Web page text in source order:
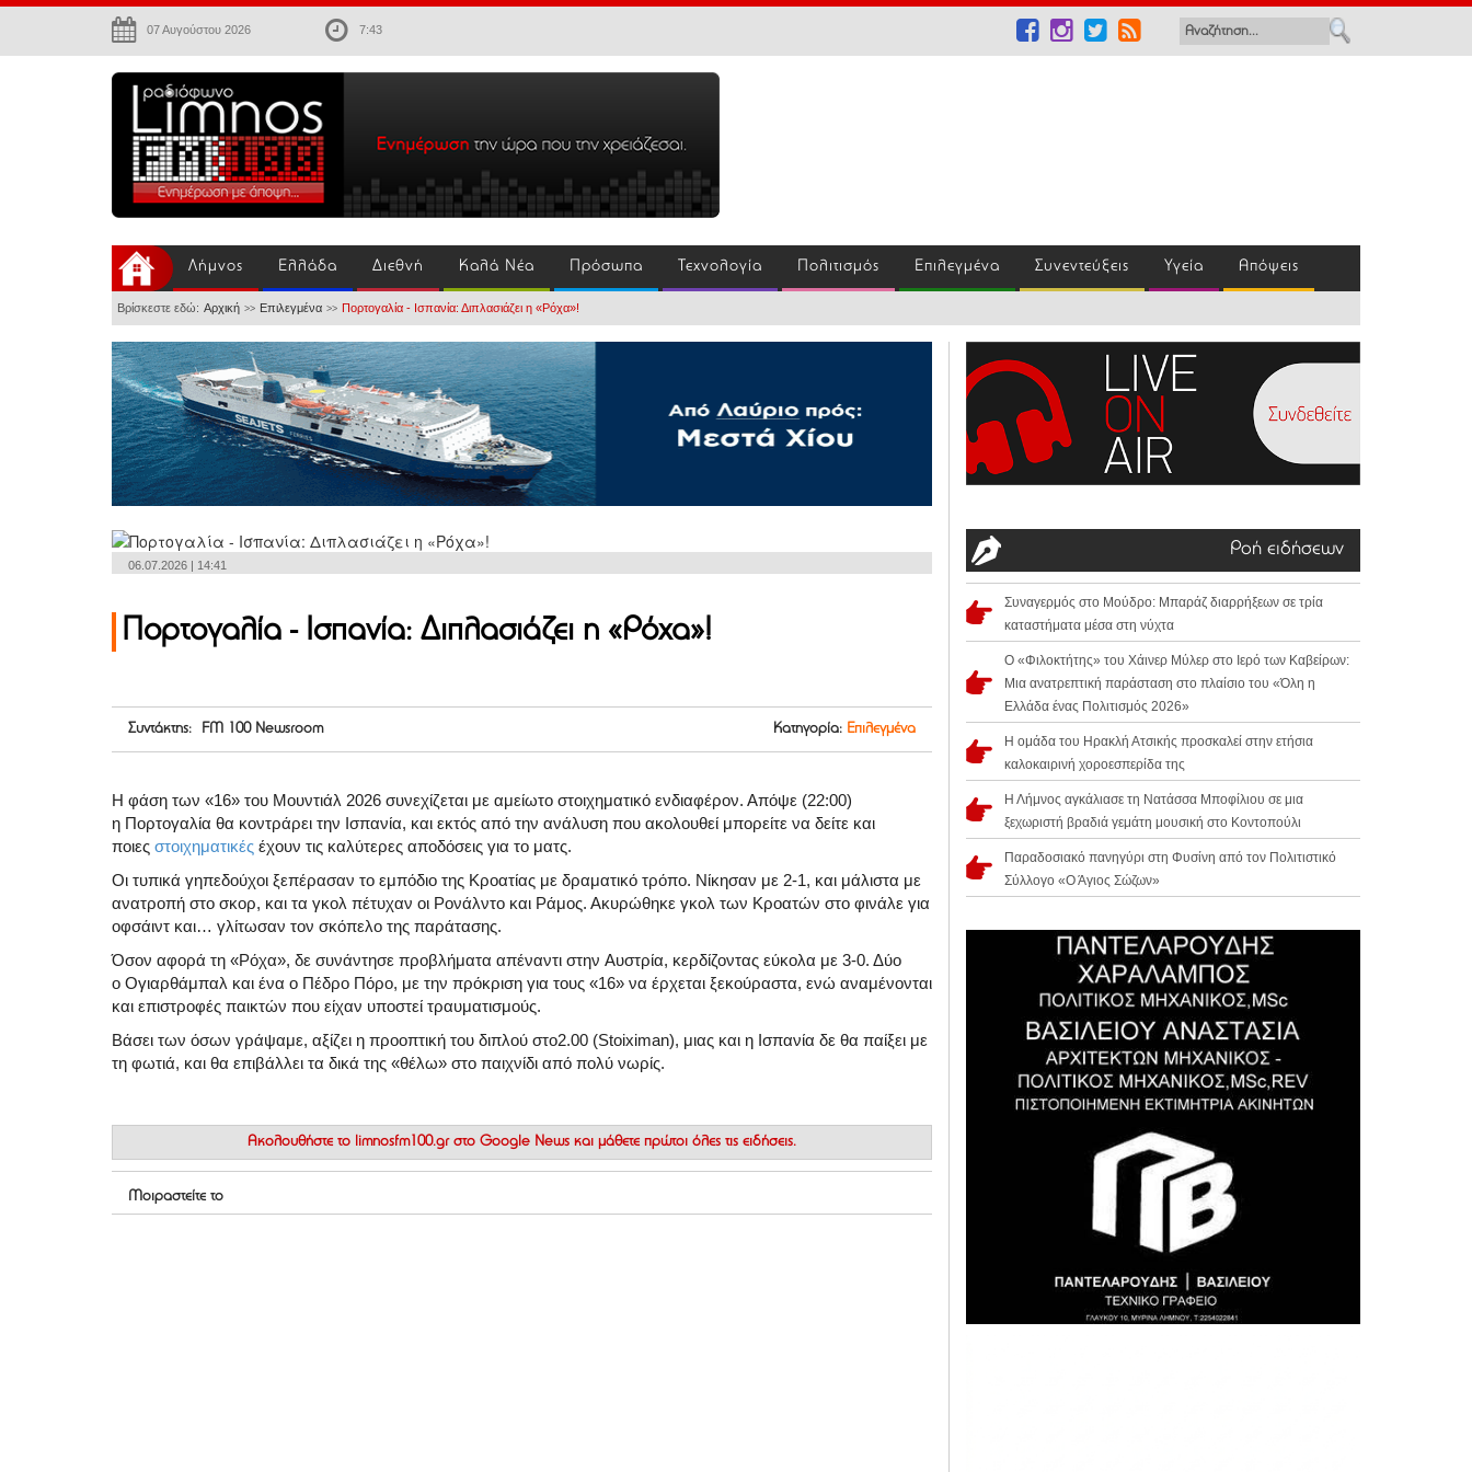
07 Αυγούστου 2026 7:43
Λήμνος Ελλάδα Διεθνή Καλά Νέα Πρόσωπα Τεχνολογία Πολιτισμός Επιλεγμένα Συνεντεύξεις Υγεία Απόψεις
Βρίσκεστε εδώ: Αρχική >> Επιλεγμένα >> Πορτογαλία - Ισπανία: Διπλασιάζει η «Ρόχα»!
06.07.2026 | 14:41
Πορτογαλία - Ισπανία: Διπλασιάζει η «Ρόχα»!
Συντάκτης: FM 100 Newsroom Κατηγορία: Επιλεγμένα
Η φάση των «16» του Μουντιάλ 2026 συνεχίζεται με αμείωτο στοιχηματικό ενδιαφέρον. Απόψε (22:00)
η Πορτογαλία θα κοντράρει την Ισπανία, και εκτός από την ανάλυση που ακολουθεί μπορείτε να δείτε και
ποιες στοιχηματικές έχουν τις καλύτερες αποδόσεις για το ματς.
Οι τυπικά γηπεδούχοι ξεπέρασαν το εμπόδιο της Κροατίας με δραματικό τρόπο. Νίκησαν με 2-1, και μάλιστα με
ανατροπή στο σκορ, και τα γκολ πέτυχαν οι Ρονάλντο και Ράμος. Ακυρώθηκε γκολ των Κροατών στο φινάλε για
οφσάιντ και… γλίτωσαν τον σκόπελο της παράτασης.
Όσον αφορά τη «Ρόχα», δε συνάντησε προβλήματα απέναντι στην Αυστρία, κερδίζοντας εύκολα με 3-0. Δύο
ο Ογιαρθάμπαλ και ένα ο Πέδρο Πόρο, με την πρόκριση για τους «16» να έρχεται ξεκούραστα, ενώ αναμένονται
και επιστροφές παικτών που είχαν υποστεί τραυματισμούς.
Βάσει των όσων γράψαμε, αξίζει η προοπτική του διπλού στο2.00 (Stoiximan), μιας και η Ισπανία δε θα παίξει με
τη φωτιά, και θα επιβάλλει τα δικά της «θέλω» στο παιχνίδι από πολύ νωρίς.
Ακολουθήστε το limnosfm100.gr στο Google News και μάθετε πρώτοι όλες τις ειδήσεις.
Μοιραστείτε το
Ροή ειδήσεων
Συναγερμός στο Μούδρο: Μπαράζ διαρρήξεων σε τρία
καταστήματα μέσα στη νύχτα
Ο «Φιλοκτήτης» του Χάινερ Μύλερ στο Ιερό των Καβείρων:
Μια ανατρεπτική παράσταση στο πλαίσιο του «Όλη η
Ελλάδα ένας Πολιτισμός 2026»
Η ομάδα του Ηρακλή Ατσικής προσκαλεί στην ετήσια
καλοκαιρινή χοροεσπερίδα της
Η Λήμνος αγκάλιασε τη Νατάσσα Μποφίλιου σε μια
ξεχωριστή βραδιά γεμάτη μουσική στο Κοντοπούλι
Παραδοσιακό πανηγύρι στη Φυσίνη από τον Πολιτιστικό
Σύλλογο «Ο Άγιος Σώζων»